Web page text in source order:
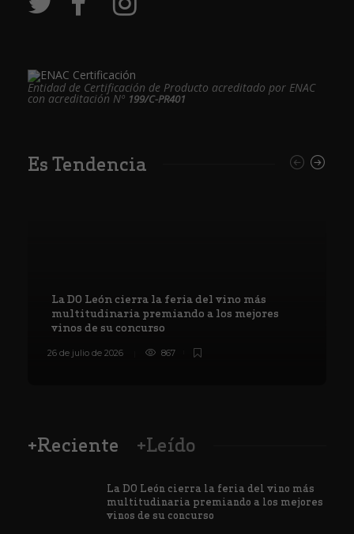
Entidad de Certificación de Producto acreditado por ENAC
con acreditación Nº 199/C-PR401
Es Tendencia
La DO León cierra la feria del vino más
multitudinaria premiando a los mejores
vinos de su concurso
26 de julio de 2026 867
+Reciente +Leído
La DO León cierra la feria del vino más
multitudinaria premiando a los mejores
vinos de su concurso